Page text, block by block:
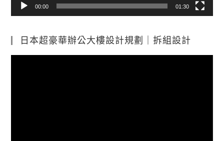
00:00 01:30
日本超豪華辦公大樓設計規劃｜拆組設計